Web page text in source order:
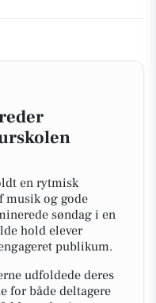
en rytmisk
musik og gode
søndag i en
hold elever
publikum.
udfoldede deres
for både deltagere